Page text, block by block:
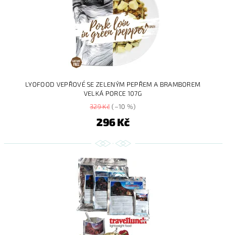
LYOFOOD VEPŘOVÉ SE ZELENÝM PEPŘEM A BRAMBOREM
VELKÁ PORCE 107G
329 Kč(–10 %)
296 Kč